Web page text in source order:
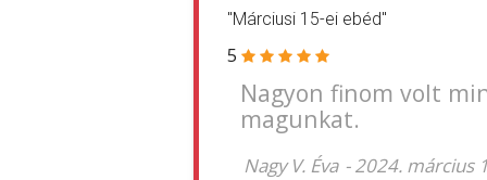
"Márciusi 15-ei ebéd"
5
Nagyon finom volt
magunkat.
Nagy V. Éva -2024. március